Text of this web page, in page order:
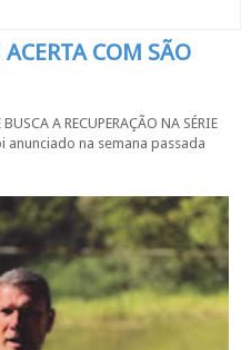
COM SÃO
A RECUPERAÇÃO NA SÉRIE
anunciado na semana passada